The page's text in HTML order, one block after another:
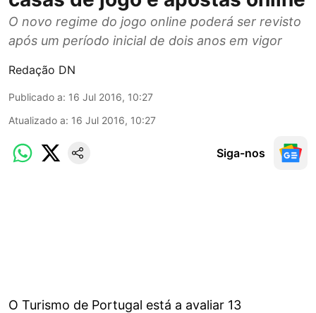
O novo regime do jogo online poderá ser revisto
após um período inicial de dois anos em vigor
Redação DN
Publicado a: 16 Jul 2016, 10:27
Atualizado a: 16 Jul 2016, 10:27
Siga-nos
O Turismo de Portugal está a avaliar 13